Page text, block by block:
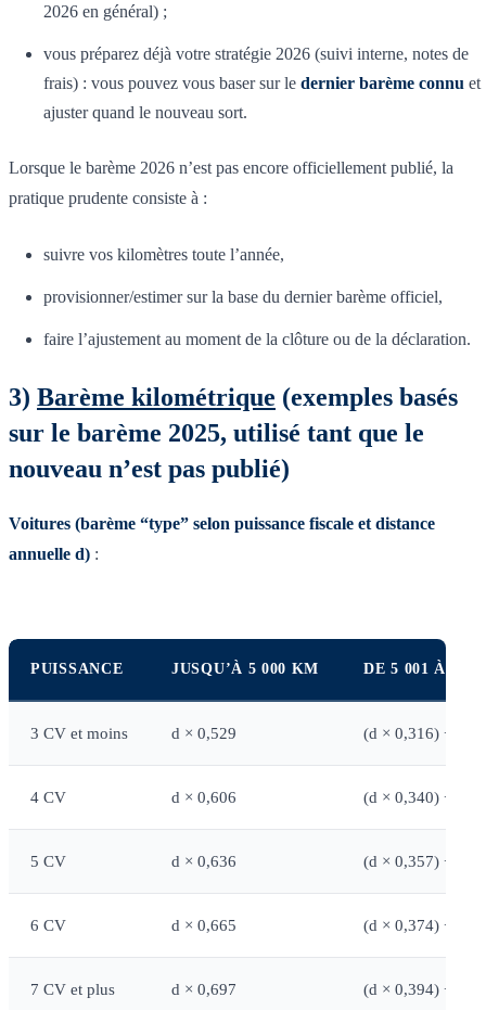
2026 en général) ;
vous préparez déjà votre stratégie 2026 (suivi interne, notes de
frais) : vous pouvez vous baser sur le dernier barème connu et
ajuster quand le nouveau sort.
Lorsque le barème 2026 n’est pas encore officiellement publié, la
pratique prudente consiste à :
suivre vos kilomètres toute l’année,
provisionner/estimer sur la base du dernier barème officiel,
faire l’ajustement au moment de la clôture ou de la déclaration.
3) Barème kilométrique (exemples basés
sur le barème 2025, utilisé tant que le
nouveau n’est pas publié)
Voitures (barème “type” selon puissance fiscale et distance
annuelle d) :
PUISSANCE JUSQU’À 5 000 KM DE 5 001 À 20
3 CV et moins d × 0,529 (d × 0,316) + 1
4 CV d × 0,606 (d × 0,340) + 1
5 CV d × 0,636 (d × 0,357) + 1
6 CV d × 0,665 (d × 0,374) + 1
7 CV et plus d × 0,697 (d × 0,394) + 1